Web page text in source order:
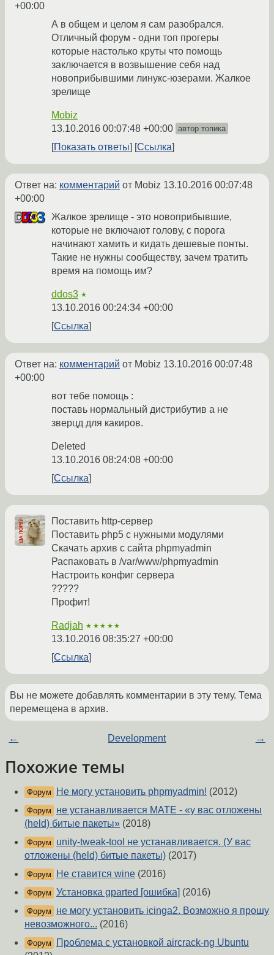
+00:00
А в общем и целом я сам разобрался.
Отличный форум - одни топ прогеры
которые настолько круты что помощь
заключается в возвышение себя над
новоприбывшими линукс-юзерами. Жалкое
зрелище
Mobiz
13.10.2016 00:07:48 +00:00 автор топика
Показать ответы Ссылка
Ответ на: комментарий от Mobiz 13.10.2016 00:07:48
+00:00
Жалкое зрелище - это новоприбывшие,
которые не включают голову, с порога
начинают хамить и кидать дешевые понты.
Такие не нужны сообществу, зачем тратить
время на помощь им?
ddos3 ★
13.10.2016 00:24:34 +00:00
Ссылка
Ответ на: комментарий от Mobiz 13.10.2016 00:07:48
+00:00
вот тебе помощь :
поставь нормальный дистрибутив а не
зверцд для какиров.
Deleted
13.10.2016 08:24:08 +00:00
Ссылка
Поставить http-сервер
Поставить php5 с нужными модулями
Скачать архив с сайта phpmyadmin
Распаковать в /var/www/phpmyadmin
Настроить конфиг сервера
?????
Профит!
Radjah ★★★★★
13.10.2016 08:35:27 +00:00
Ссылка
Вы не можете добавлять комментарии в эту тему. Тема
перемещена в архив.
← Development →
Похожие темы
Форум Не могу установить phpmyadmin! (2012)
Форум
не устанавливается МАТЕ - «у вас отложены
(held) битые пакеты» (2018)
Форум
unity-tweak-tool не устанавливается. (У вас
отложены (held) битые пакеты) (2017)
Форум Не ставится wine (2016)
Форум Установка gparted [ошибка] (2016)
Форум
не могу установить icinga2. Возможно я прошу
невозможного... (2016)
Форум
Проблема с установкой aircrack-ng Ubuntu